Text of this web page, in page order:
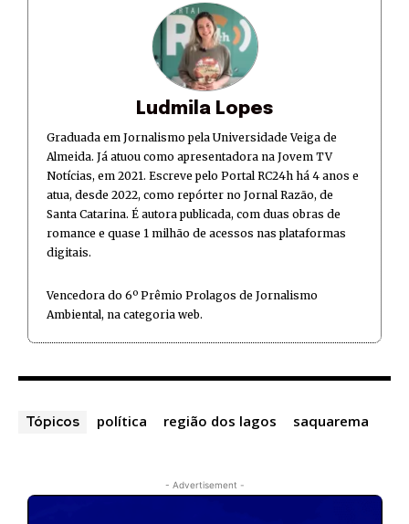
Ludmila Lopes
Graduada em Jornalismo pela Universidade Veiga de
Almeida. Já atuou como apresentadora na Jovem TV
Notícias, em 2021. Escreve pelo Portal RC24h há 4 anos e
atua, desde 2022, como repórter no Jornal Razão, de
Santa Catarina. É autora publicada, com duas obras de
romance e quase 1 milhão de acessos nas plataformas
digitais.
Vencedora do 6º Prêmio Prolagos de Jornalismo
Ambiental, na categoria web.
Tópicos política região dos lagos saquarema
- Advertisement -